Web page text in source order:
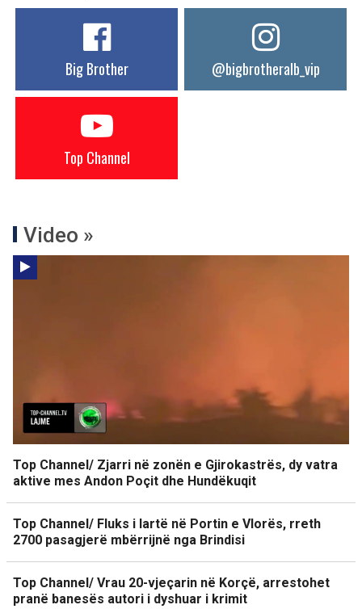
Big Brother @bigbrotheralb_vip
Top Channel
Video »
Top Channel/ Zjarri në zonën e Gjirokastrës, dy vatra
aktive mes Andon Poçit dhe Hundëkuqit
Top Channel/ Fluks i lartë në Portin e Vlorës, rreth
2700 pasagjerë mbërrijnë nga Brindisi
Top Channel/ Vrau 20-vjeçarin në Korçë, arrestohet
pranë banesës autori i dyshuar i krimit